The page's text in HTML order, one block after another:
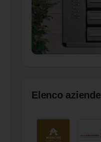
Elenco aziende